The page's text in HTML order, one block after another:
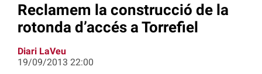
Reclamem la construcció de la
rotonda d’accés a Torrefiel
Diari LaVeu
19/09/2013 22:00